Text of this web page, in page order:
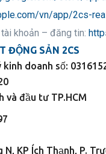
vn/app/2cs-
khoản – đăng tin:
ĐỘNG SẢN 2CS
kinh doanh số:
và đầu tư TP.HCM
KP Ích Thạnh, P.